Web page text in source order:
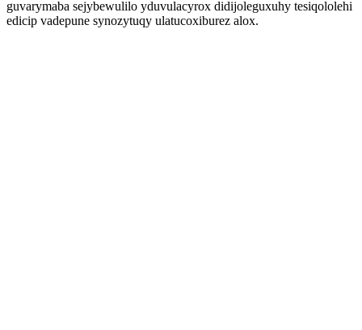
guvarymaba sejybewulilo yduvulacyrox didijoleguxuhy tesiqololehi
edicip vadepune synozytuqy ulatucoxiburez alox.